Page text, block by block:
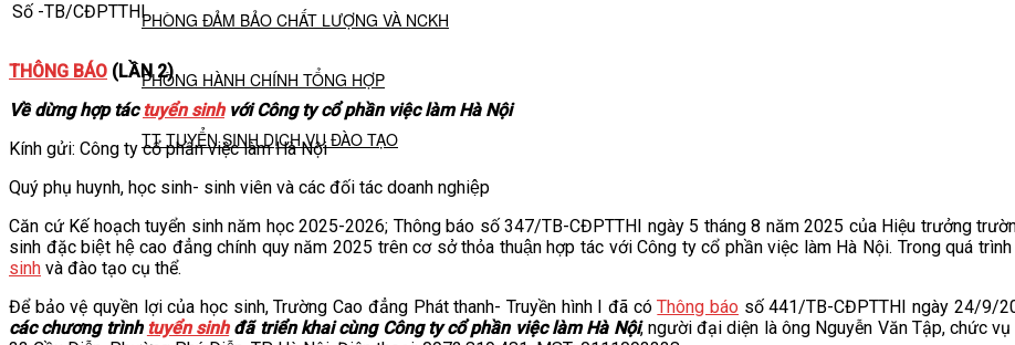
PHÒNG ĐẢM BẢO CHẤT LƯỢNG VÀ NCKH
PHÒNG HÀNH CHÍNH TỔNG HỢP
TT TUYỂN SINH DỊCH VỤ ĐÀO TẠO
NGHIÊN CỨU KHOA HỌC
VĂN BẢN
THƯ VIỆN
Số -TB/CĐPTTHI
THÔNG BÁO (LẦN 2)
Về dừng hợp táctuyển sinhvới Công ty cổ phần việc làm Hà Nội
Kính gửi: Công ty cổ phần việc làm Hà Nội
Quý phụ huynh, học sinh- sinh viên và các đối tác doanh nghiệp
Căn cứ Kế hoạch tuyển sinh năm học 2025-2026; Thông báo số 347/TB-CĐPTTHI ngày 5 tháng 8 năm 2025 của Hiệu trưởng
sinh đặc biệt hệ cao đẳng chính quy năm 2025 trên cơ sở thỏa thuận hợp tác với Công ty cổ phần việc làm Hà Nội. Trong quá
sinh và đào tạo cụ thể.
Để bảo vệ quyền lợi của học sinh, Trường Cao đẳng Phát thanh- Truyền hình I đã cóThông báo số 441/TB-CĐPTTHI ngày 24/9/
các chương trình tuyển sinhđã triển khai cùng Công ty cổ phần việc làm Hà Nội, người đại diện là ông Nguyễn Văn Tập, chức